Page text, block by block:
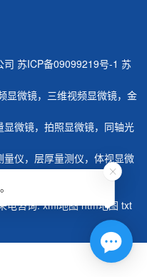
司 苏ICP备09099219号-1 苏
显微镜， 三维视频显微镜， 金
显微镜， 拍照显微镜， 同轴光
量仪， 层厚量测仪， 体视显微
镜
电咨询.xml地图 htm地图 txt